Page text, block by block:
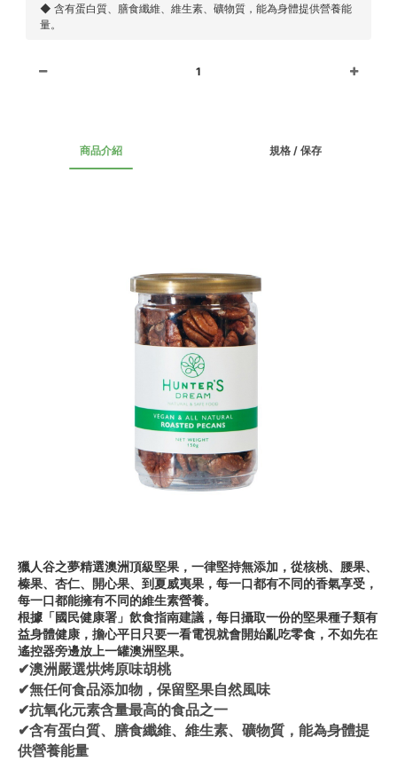
◆ 含有蛋白質、膳食纖維、維生素、礦物質，能為身體提供營養能
量。
1
商品介紹 規格 / 保存
獵人谷之夢精選澳洲頂級堅果，一律堅持無添加，從核桃、腰果、
榛果、杏仁、開心果、到夏威夷果，每一口都有不同的香氣享受，
每一口都能擁有不同的維生素營養。
根據「國民健康署」飲食指南建議，每日攝取一份的堅果種子類有
益身體健康，擔心平日只要一看電視就會開始亂吃零食，不如先在
遙控器旁邊放上一罐澳洲堅果。
✔澳洲嚴選烘烤原味胡桃
✔無任何食品添加物，保留堅果自然風味
✔抗氧化元素含量最高的食品之一
✔含有蛋白質、膳食纖維、維生素、礦物質，能為身體提
供營養能量